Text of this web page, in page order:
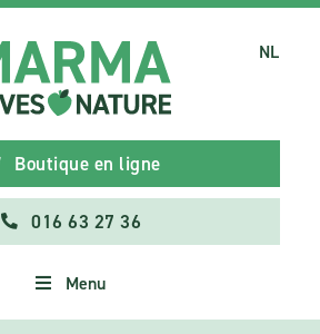
Boutique en ligne
016 63 27 36
Menu
NL